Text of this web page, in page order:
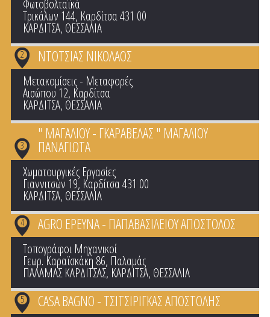
Φωτοβολταϊκά
Τρικάλων 144, Καρδίτσα 431 00
ΚΑΡΔΙΤΣΑ, ΘΕΣΣΑΛΙΑ
ΝΤΟΤΣΙΑΣ ΝΙΚΟΛΑΟΣ
2
Μετακομίσεις - Μεταφορές
Αισώπου 12, Καρδίτσα
ΚΑΡΔΙΤΣΑ, ΘΕΣΣΑΛΙΑ
" ΜΑΓΑΛΙΟΥ - ΓΚΑΡΑΒΕΛΑΣ " ΜΑΓΑΛΙΟΥ
ΠΑΝΑΓΙΩΤΑ
3
Χωματουργικές Εργασίες
Γιαννιτσών 19, Καρδίτσα 431 00
ΚΑΡΔΙΤΣΑ, ΘΕΣΣΑΛΙΑ
AGRO ΕΡΕΥΝΑ - ΠΑΠΑΒΑΣΙΛΕΙΟΥ ΑΠΟΣΤΟΛΟΣ
4
Τοπογράφοι Μηχανικοί
Γεωρ. Καραϊσκάκη 86, Παλαμάς
ΠΑΛΑΜΑΣ ΚΑΡΔΙΤΣΑΣ, ΚΑΡΔΙΤΣΑ, ΘΕΣΣΑΛΙΑ
CASA BAGNO - ΤΣΙΤΣΙΡΙΓΚΑΣ ΑΠΟΣΤΟΛΗΣ
5